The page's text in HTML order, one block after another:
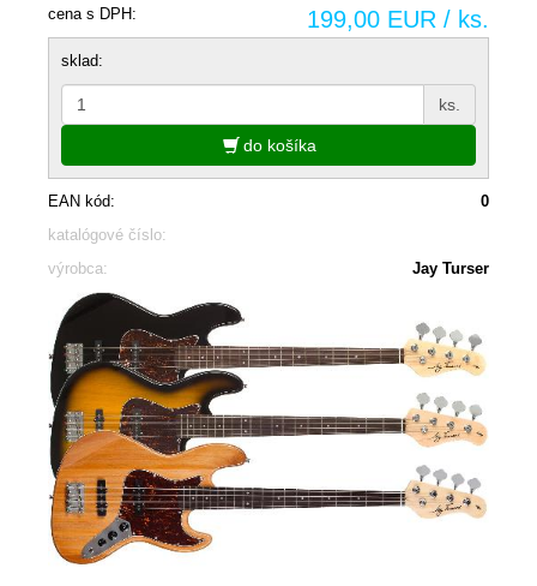
cena s DPH:
199,00 EUR / ks.
sklad:
ks.
do košíka
EAN kód:
0
katalógové číslo:
výrobca:
Jay Turser